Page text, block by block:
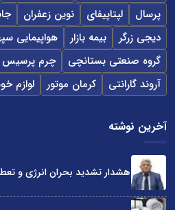
پرسال
لپتاپیفای نوین زعفران
دیجی زرگر
بیمه بازار
هواپیمایی
گروه صنعتی بستانچی
چرم پرسیس
آروند گارانتی
کرمان موتور لوازم
آخرین نوشته
هشدار تشدید بحران انرژی و